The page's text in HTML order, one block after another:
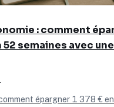
: comment
52 semaines avec
épargner 1 378 €